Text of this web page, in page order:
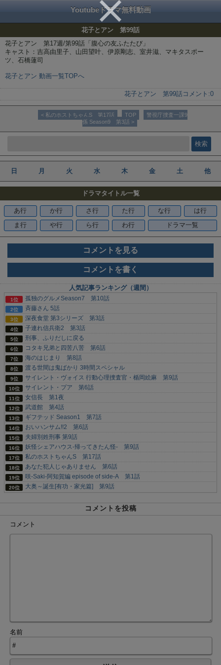
Youtubeドラマ無料動画
花子とアン 第99話
花子とアン 第17週/第99話「腹心の友ふたたび」
キャスト：吉高由里子、山田望叶、伊原剛志、室井滋、マキタスポー
ツ、石橋蓮司
花子とアン 動画一覧TOPへ
花子とアン 第99話 コメント:0
< 私のホストちゃんS 第17話 TOP
警視庁捜査一課9
係 Season9 第3話 >
日 月 火 水 木 金 土 他
ドラマタイトル一覧
あ行 か行 さ行 た行 な行
は行
ま行
や行 ら行 わ行 ドラマ一覧
コメントを見る
コメントを書く
人気記事ランキング（週間）
孤独のグルメSeason7 第10話
斉藤さん 5話
深夜食堂 第3シリーズ 第3話
子連れ信兵衛2 第3話
刑事、ふりだしに戻る
コタキ兄弟と四苦八苦 第6話
海のはじまり 第8話
渡る世間は鬼ばかり 3時間スペシャル
サイレント・ヴォイス 行動心理捜査官・楯岡絵麻 第9話
サイレント・プア 第6話
女信長 第1夜
武道館 第4話
ギフテッド Season1 第7話
おいハンサム!!2 第6話
夫婦別姓刑事 第9話
妖怪シェアハウス-帰ってきたん怪- 第9話
私のホストちゃんS 第17話
あなた犯人じゃありません 第6話
咲-Saki-阿知賀編 episode of side-A 第1話
大奥～誕生[有功・家光篇] 第9話
コメントを投稿
コメント
名前